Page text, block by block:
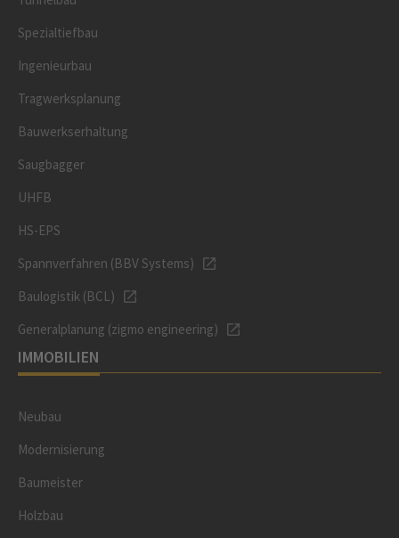
Spezialtiefbau
Ingenieurbau
Tragwerksplanung
Bauwerkserhaltung
Saugbagger
UHFB
HS-EPS
Spannverfahren (BBV Systems)
Baulogistik (BCL)
Generalplanung (zigmo engineering)
IMMOBILIEN
Neubau
Modernisierung
Baumeister
Holzbau